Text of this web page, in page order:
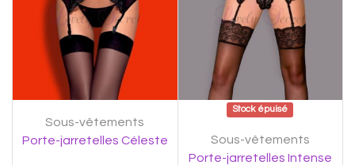
Sous-vêtements
Porte-jarretelles Céleste
Stock épuisé
Sous-vêtements
Porte-jarretelles Intense